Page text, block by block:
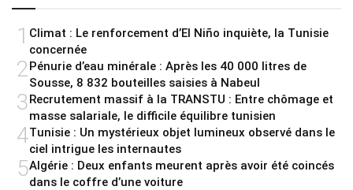
1 Climat : Le renforcement d’El Niño inquiète, la Tunisie
concernée
2Pénurie d’eau minérale : Après les 40 000 litres de
Sousse, 8 832 bouteilles saisies à Nabeul
3Recrutement massif à la TRANSTU : Entre chômage et
masse salariale, le difficile équilibre tunisien
4Tunisie : Un mystérieux objet lumineux observé dans le
ciel intrigue les internautes
5Algérie : Deux enfants meurent après avoir été coincés
dans le coffre d’une voiture